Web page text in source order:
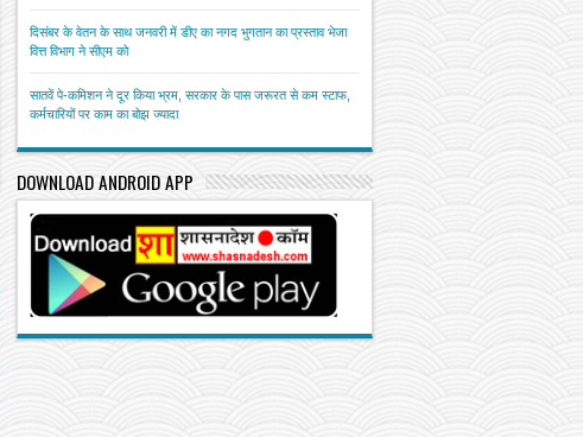
दिसंबर के वेतन के साथ जनवरी में डीए का नगद भुगतान का प्रस्ताव भेजा
वित्त विभाग ने सीएम को
सातवें पे-कमिशन ने दूर किया भ्रम, सरकार के पास जरूरत से कम स्टाफ,
कर्मचारियों पर काम का बोझ ज्यादा
DOWNLOAD ANDROID APP